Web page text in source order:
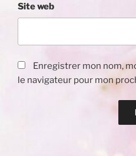
Site web
Enregistrer mon nom,
le navigateur pour mon